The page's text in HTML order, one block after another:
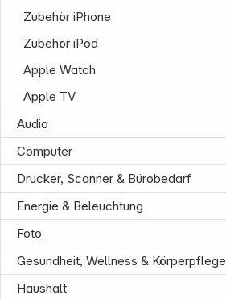
Zubehör iPhone
Zubehör iPod
Apple Watch
Apple TV
Audio
Computer
Drucker, Scanner & Bürobedarf
Energie & Beleuchtung
Foto
Gesundheit, Wellness & Körperpflege
Haushalt
Informationen